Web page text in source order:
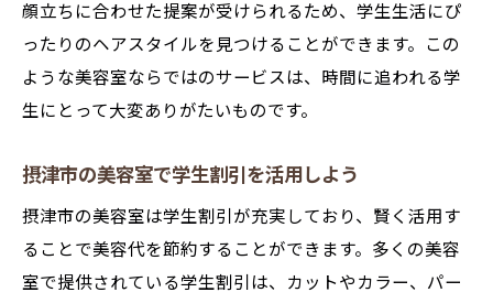
プロが教える髪型に合うスタイリング
ヘアカットで変わる印象と自信
美容室でのカウンセリングのポイント
今注目の最新ヘアトレンド
摂津市の美容室が取り入れる新技術
トレンドを取り入れたヘアアレンジ
最新のカラーテクニックを知る
顔立ちに合わせた提案が受けられるため、学生生活にぴ
ったりのヘアスタイルを見つけることができます。この
ような美容室ならではのサービスは、時間に追われる学
生にとって大変ありがたいものです。
摂津市の美容室で学生割引を活用しよう
摂津市の美容室は学生割引が充実しており、賢く活用す
ることで美容代を節約することができます。多くの美容
室で提供されている学生割引は、カットやカラー、パー